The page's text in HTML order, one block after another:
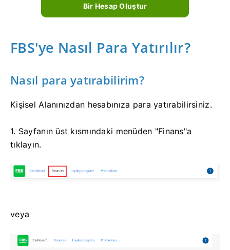
Bir Hesap Oluştur
FBS'ye Nasıl Para Yatırılır?
Nasıl para yatırabilirim?
Kişisel Alanınızdan hesabınıza para yatırabilirsiniz.
1. Sayfanın üst kısmındaki menüden "Finans"a
tıklayın.
veya